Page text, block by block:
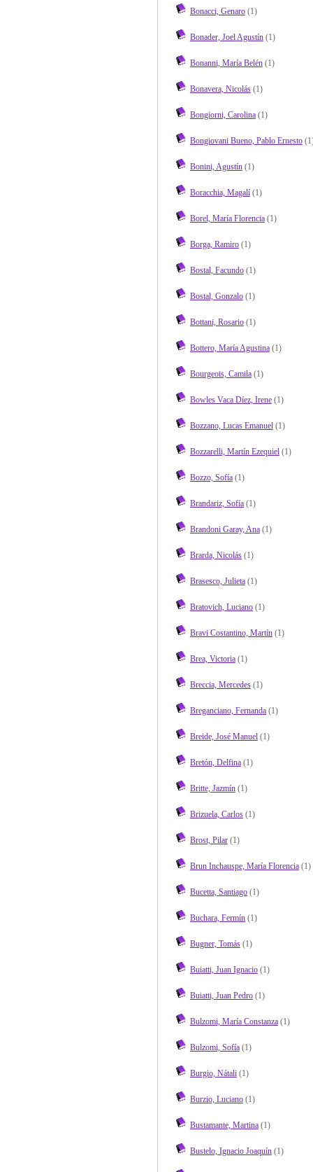
Bonacci, Genaro(1)
Bonader, Joel Agustín(1)
Bonanni, María Belén(1)
Bonavera, Nicolás(1)
Bongiorni, Carolina(1)
Bongiovani Bueno, Pablo Ernesto
Bonini, Agustín(1)
Boracchia, Magalí(1)
Borel, María Florencia(1)
Borga, Ramiro(1)
Bostal, Facundo(1)
Bostal, Gonzalo(1)
Bottani, Rosario(1)
Bottero, María Agustina(1)
Bourgeois, Camila(1)
Bowles Vaca Díez, Irene(1)
Bozzano, Lucas Emanuel(1)
Bozzarelli, Martín Ezequiel(1)
Bozzo, Sofía(1)
Brandariz, Sofía(1)
Brandoni Garay, Ana(1)
Brarda, Nicolás(1)
Brasesco, Julieta(1)
Bratovich, Luciano(1)
Bravi Costantino, Martín(1)
Brea, Victoria(1)
Breccia, Mercedes(1)
Breganciano, Fernanda(1)
Breide, José Manuel(1)
Bretón, Delfina(1)
Britte, Jazmín(1)
Brizuela, Carlos(1)
Brost, Pilar(1)
Brun Inchauspe, María Florencia(1)
Bucetta, Santiago(1)
Buchara, Fermín(1)
Bugner, Tomás(1)
Buiatti, Juan Ignacio(1)
Buiatti, Juan Pedro(1)
Bulzomi, María Constanza(1)
Bulzomi, Sofía(1)
Burgio, Nátali(1)
Burzio, Luciano(1)
Bustamante, Martina(1)
Bustelo, Ignacio Joaquín(1)